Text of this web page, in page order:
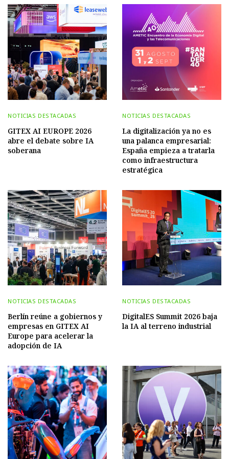
NOTICIAS DESTACADAS
GITEX AI EUROPE 2026
abre el debate sobre IA
soberana
NOTICIAS DESTACADAS
La digitalización ya no es
una palanca empresarial:
España empieza a tratarla
como infraestructura
estratégica
NOTICIAS DESTACADAS
Berlín reúne a gobiernos y
empresas en GITEX AI
Europe para acelerar la
adopción de IA
NOTICIAS DESTACADAS
DigitalES Summit 2026 baja
la IA al terreno industrial